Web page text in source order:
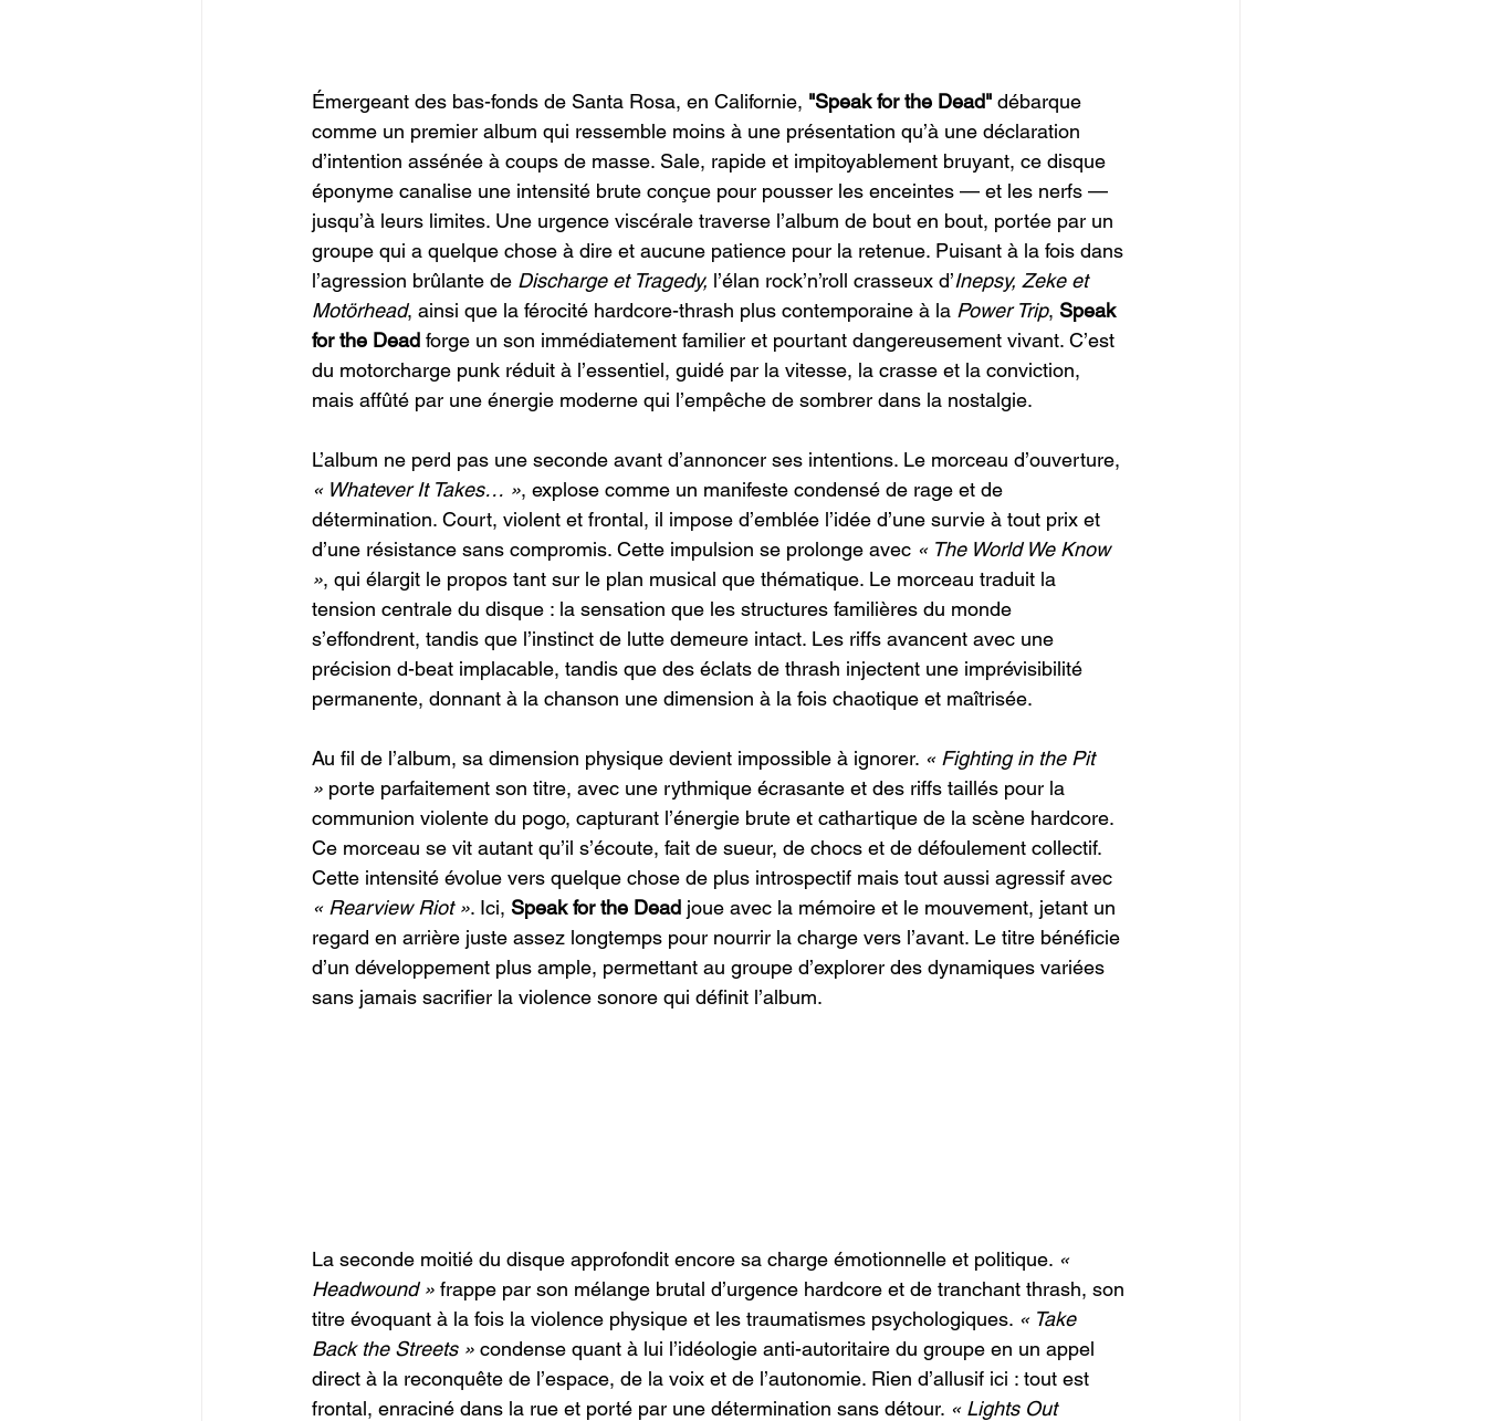
Émergeant des bas-fonds de Santa Rosa, en Californie, "Speak for the Dead" débarque
comme un premier album qui ressemble moins à une présentation qu’à une déclaration
d’intention assénée à coups de masse. Sale, rapide et impitoyablement bruyant, ce disque
éponyme canalise une intensité brute conçue pour pousser les enceintes — et les nerfs —
jusqu’à leurs limites. Une urgence viscérale traverse l’album de bout en bout, portée par un
groupe qui a quelque chose à dire et aucune patience pour la retenue. Puisant à la fois dans
l’agression brûlante de Discharge et Tragedy, l’élan rock’n’roll crasseux d’Inepsy, Zeke et
Motörhead, ainsi que la férocité hardcore-thrash plus contemporaine à la Power Trip, Speak
for the Dead forge un son immédiatement familier et pourtant dangereusement vivant. C’est
du motorcharge punk réduit à l’essentiel, guidé par la vitesse, la crasse et la conviction,
mais affûté par une énergie moderne qui l’empêche de sombrer dans la nostalgie.
L’album ne perd pas une seconde avant d’annoncer ses intentions. Le morceau d’ouverture,
« Whatever It Takes… », explose comme un manifeste condensé de rage et de
détermination. Court, violent et frontal, il impose d’emblée l’idée d’une survie à tout prix et
d’une résistance sans compromis. Cette impulsion se prolonge avec « The World We Know
», qui élargit le propos tant sur le plan musical que thématique. Le morceau traduit la
tension centrale du disque : la sensation que les structures familières du monde
s’effondrent, tandis que l’instinct de lutte demeure intact. Les riffs avancent avec une
précision d-beat implacable, tandis que des éclats de thrash injectent une imprévisibilité
permanente, donnant à la chanson une dimension à la fois chaotique et maîtrisée.
Au fil de l’album, sa dimension physique devient impossible à ignorer. « Fighting in the Pit
» porte parfaitement son titre, avec une rythmique écrasante et des riffs taillés pour la
communion violente du pogo, capturant l’énergie brute et cathartique de la scène hardcore.
Ce morceau se vit autant qu’il s’écoute, fait de sueur, de chocs et de défoulement collectif.
Cette intensité évolue vers quelque chose de plus introspectif mais tout aussi agressif avec
« Rearview Riot ». Ici, Speak for the Dead joue avec la mémoire et le mouvement, jetant un
regard en arrière juste assez longtemps pour nourrir la charge vers l’avant. Le titre bénéficie
d’un développement plus ample, permettant au groupe d’explorer des dynamiques variées
sans jamais sacrifier la violence sonore qui définit l’album.
La seconde moitié du disque approfondit encore sa charge émotionnelle et politique. «
Headwound » frappe par son mélange brutal d’urgence hardcore et de tranchant thrash, son
titre évoquant à la fois la violence physique et les traumatismes psychologiques. « Take
Back the Streets » condense quant à lui l’idéologie anti-autoritaire du groupe en un appel
direct à la reconquête de l’espace, de la voix et de l’autonomie. Rien d’allusif ici : tout est
frontal, enraciné dans la rue et porté par une détermination sans détour. « Lights Out